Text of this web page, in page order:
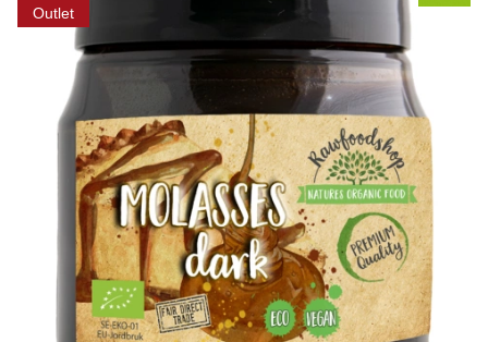
Outlet